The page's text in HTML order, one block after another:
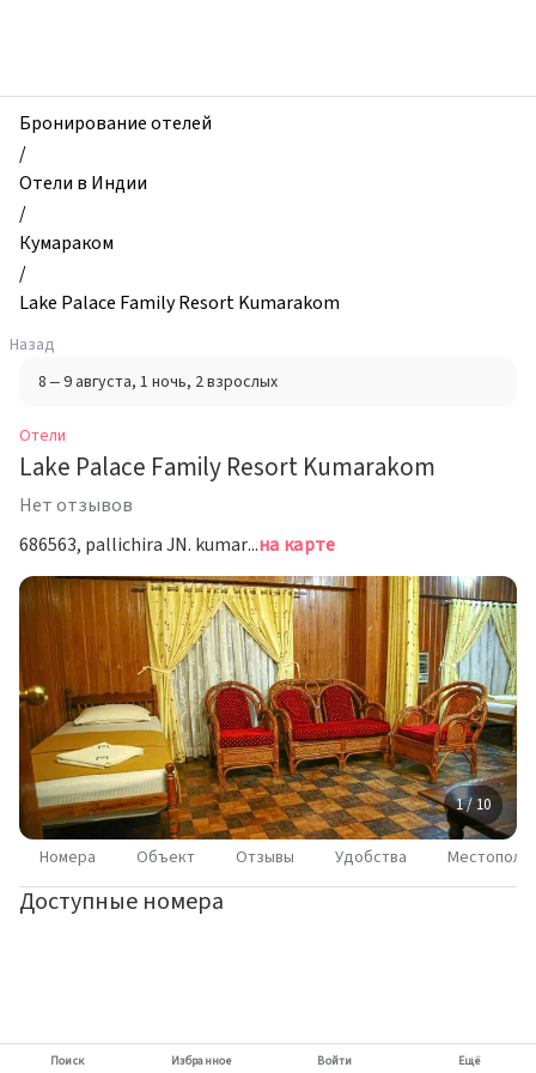
Lake
Palace
Family
Resort
Kumarakom,
Кумараком,
Индия
Бронирование отелей
/
Отели в Индии
/
Кумараком
/
Lake Palace Family Resort Kumarakom
Назад
8 – 9 августа, 1 ночь, 2 взрослых
Отели
Lake Palace Family Resort Kumarakom
Нет отзывов
686563, pallichira JN. kumarakom, Kumarakom, India, Кумаракомна карте
1 / 10
Номера Объект Отзывы Удобства
Доступные номера
Поиск Избранное Войти Ещё